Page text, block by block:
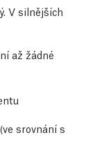
V silnějších
až žádné
srovnání s